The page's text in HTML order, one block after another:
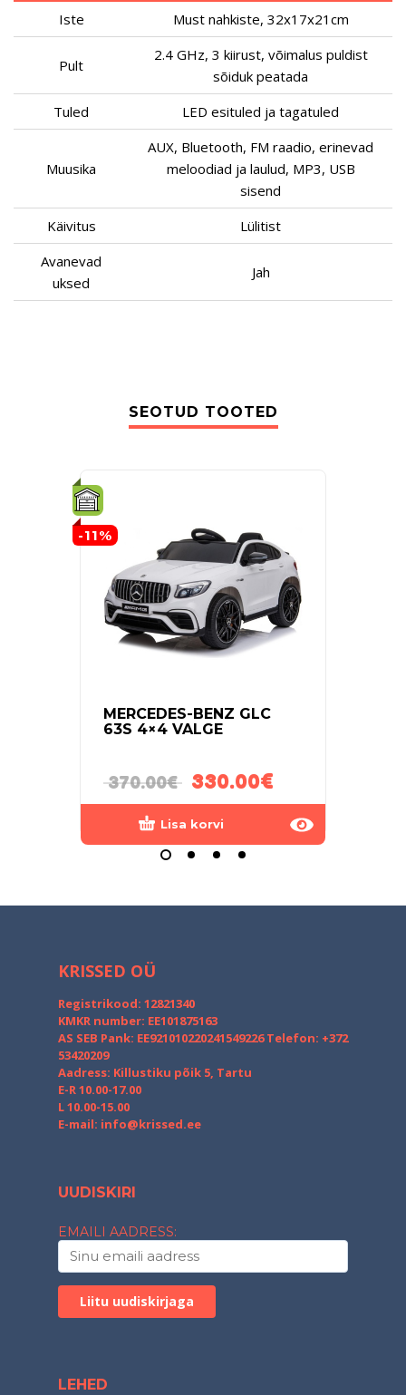
Iste Must nahkiste, 32x17x21cm
Pult
2.4 GHz, 3 kiirust, võimalus puldist
sõiduk peatada
Tuled
LED esituled ja tagatuled
Muusika
AUX, Bluetooth, FM raadio, erinevad
meloodiad ja laulud, MP3, USB
sisend
Käivitus
Lülitist
Avanevad
uksed
Jah
SEOTUD TOOTED
-11%
MERCEDES-BENZ GLC
63S 4×4 VALGE
370.00€ 330.00€
Lisa korvi
KRISSED OÜ
Registrikood: 12821340
KMKR number: EE101875163
AS SEB Pank: EE921010220241549226 Telefon: +372
53420209
Aadress: Killustiku põik 5, Tartu
E-R 10.00-17.00
L 10.00-15.00
E-mail: info@krissed.ee
UUDISKIRI
EMAILI AADRESS:
LEHED